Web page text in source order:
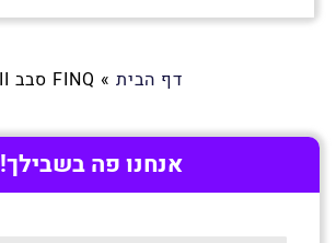
דף הבית » FINQ סבב II
אנחנו פה בשבילך!